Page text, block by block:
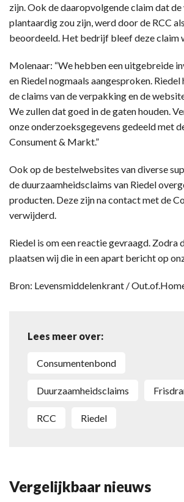
zijn. Ook de daaropvolgende claim dat
plantaardig zou zijn, werd door de RCC
beoordeeld. Het bedrijf bleef deze claim
Molenaar: “We hebben een uitgebreide
en Riedel nogmaals aangesproken.
de claims van de verpakking en de
We zullen dat goed in de gaten houden.
onze onderzoeksgegevens gedeeld met
Consument & Markt.”
Ook op de bestelwebsites van diverse
de duurzaamheidsclaims van Riedel
producten. Deze zijn na contact met de
verwijderd.
Riedel is om een reactie gevraagd. Zodra
plaatsen wij die in een apart bericht op
Bron: Levensmiddelenkrant /
Lees meer over:
Consumentenbond
duurzaamheidsclaims
RCC Riedel
Vergelijkbaar nieuws